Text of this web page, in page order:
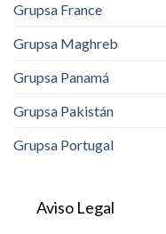
Grupsa France
Grupsa Maghreb
Grupsa Panamá
Grupsa Pakistán
Grupsa Portugal
Aviso Legal